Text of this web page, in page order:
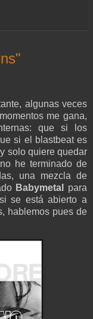
algunas veces
me gana,
que si los
si el blastbeat es
solo quiere quedar
he terminado de
una mezcla de
Babymetal para
se está abierto a
hablemos pues de